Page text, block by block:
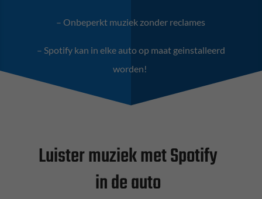
– Onbeperkt muziek zonder reclames
– Spotify kan in elke auto op maat geinstalleerd
worden!
Luister muziek met Spotify
in de auto